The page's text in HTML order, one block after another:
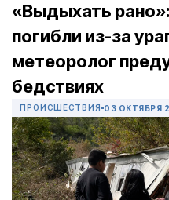
«Выдыхать
погибли из-за
метеоролог
бедствиях
ПРОИСШЕСТВИЯ 03 ОКТЯБРЯ